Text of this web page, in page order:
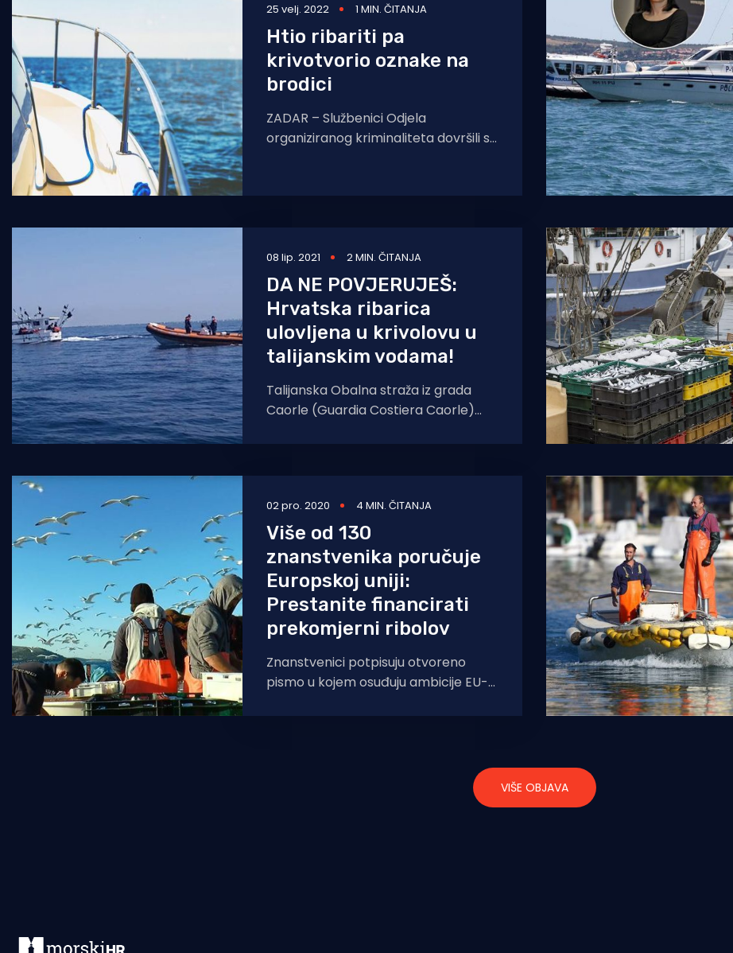
25 velj. 2022 1 MIN. ČITANJA
Htio ribariti pa
krivotvorio oznake na
brodici
ZADAR – Službenici Odjela
organiziranog kriminaliteta dovršili su
kojeg se sumnjiči za krivotvorenje
08 lip. 2021 2 MIN. ČITANJA
DA NE POVJERUJEŠ:
Hrvatska ribarica
ulovljena u krivolovu u
talijanskim vodama!
Talijanska Obalna straža iz grada
Caorle (Guardia Costiera Caorle)
stranici da je u krivolovu u
02 pro. 2020 4 MIN. ČITANJA
Više od 130
znanstvenika poručuje
Europskoj uniji:
Prestanite financirati
prekomjerni ribolov
Znanstvenici potpisuju otvoreno
pismo u kojem osuđuju ambicije EU-a
subvencija koje su izravno povezane
VIŠE OBJAVA